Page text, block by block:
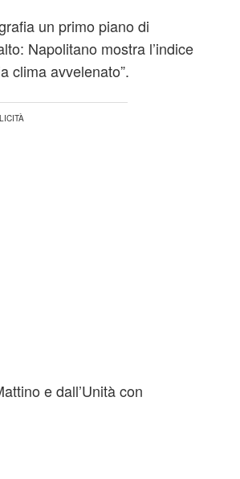
un primo piano di
Napolitano mostra l’indice
clima avvelenato”.
e dall’Unità con